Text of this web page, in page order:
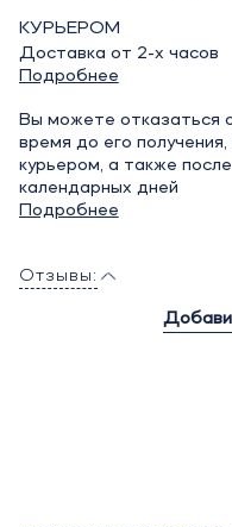
КУРЬЕРОМ
Доставка от 2-х часов
Подробнее
Вы можете отказаться
время до его
курьером, а также
календарных дней
Подробнее
Отзывы: